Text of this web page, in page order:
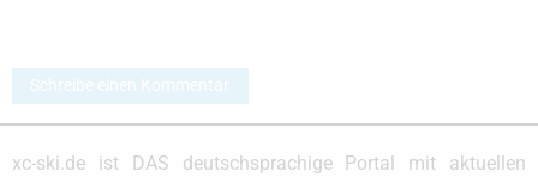
Schreibe einen Kommentar
xc-ski.de ist DAS deutschsprachige Portal mit aktuellen